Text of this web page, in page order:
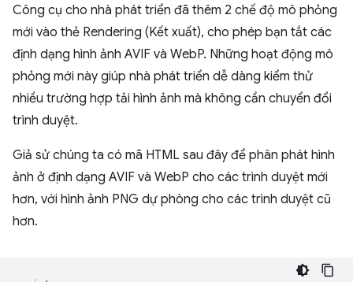
Công cụ cho nhà phát triển đã thêm 2 chế độ mô phỏng
mới vào thẻ Rendering (Kết xuất), cho phép bạn tắt các
định dạng hình ảnh AVIF và WebP. Những hoạt động mô
phỏng mới này giúp nhà phát triển dễ dàng kiểm thử
nhiều trường hợp tải hình ảnh mà không cần chuyển đổi
trình duyệt.
Giả sử chúng ta có mã HTML sau đây để phân phát hình
ảnh ở định dạng AVIF và WebP cho các trình duyệt mới
hơn, với hình ảnh PNG dự phòng cho các trình duyệt cũ
hơn.